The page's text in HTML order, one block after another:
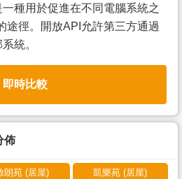
種用於促進在不同電腦系統之
途徑。開放API允許第三方通過
統。
即時比較
佈
朗苑 (居屋) 凱樂苑 (居屋)